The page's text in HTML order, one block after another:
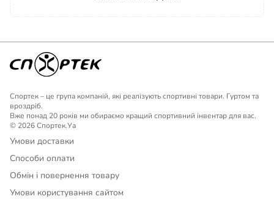
Спортек – це група компаній, які реалізують спортивні товари. Гуртом та
вроздріб.
Вже понад 20 років ми обираємо кращий спортивний інвентар для вас.
© 2026 Спортек.Уа
Умови доставки
Способи оплати
Обмін і повернення товару
Умови користування сайтом